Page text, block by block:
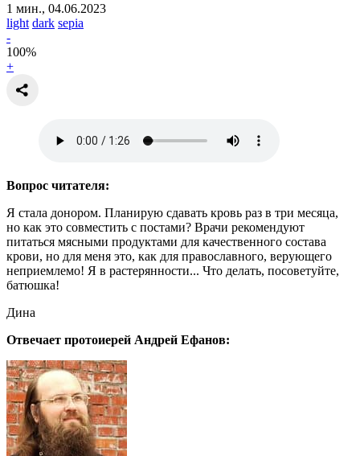
1 мин., 04.06.2023
light dark sepia
-
100%
+
Вопрос читателя:
Я стала донором. Планирую сдавать кровь раз в три месяца,
но как это совместить с постами? Врачи рекомендуют
питаться мясными продуктами для качественного состава
крови, но для меня это, как для православного, верующего
неприемлемо! Я в растерянности... Что делать, посоветуйте,
батюшка!
Дина
Отвечает протоиерей Андрей Ефанов: